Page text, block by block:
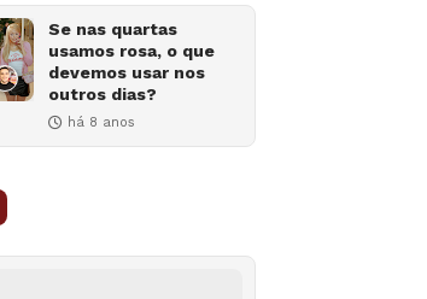
Se nas quartas
usamos rosa, o que
devemos usar nos
outros dias?
há 8 anos